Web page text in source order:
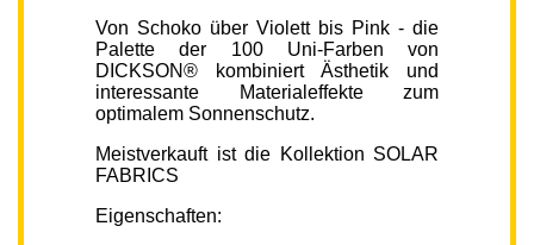
Von Schoko über Violett bis Pink - die
Palette der 100 Uni-Farben von
DICKSON® kombiniert Ästhetik und
interessante Materialeffekte zum
optimalem Sonnenschutz.
Meistverkauft ist die Kollektion SOLAR
FABRICS
Eigenschaften: